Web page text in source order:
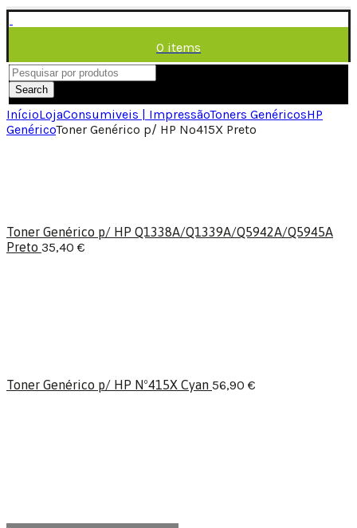
0 items
/ 0,00€
Menu
Search
InícioLojaConsumiveis | ImpressãoToners GenéricosHP
GenéricoToner Genérico p/ HP Nº415X Preto
Toner Genérico p/ HP Q1338A/Q1339A/Q5942A/Q5945A
Preto 35,40 €
Toner Genérico p/ HP Nº415X Cyan 56,90 €